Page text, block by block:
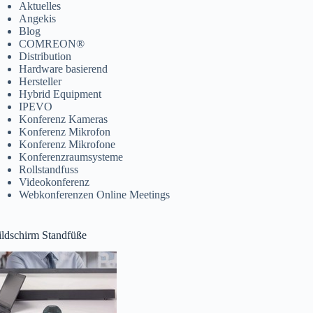
Aktuelles
Angekis
Blog
COMREON®
Distribution
Hardware basierend
Hersteller
Hybrid Equipment
IPEVO
Konferenz Kameras
Konferenz Mikrofon
Konferenz Mikrofone
Konferenzraumsysteme
Rollstandfuss
Videokonferenz
Webkonferenzen Online Meetings
Standfüße